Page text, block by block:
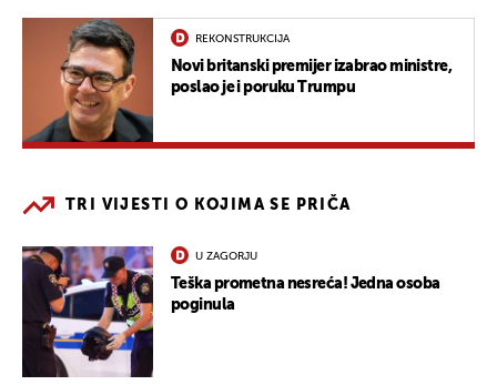
REKONSTRUKCIJA
Novi britanski premijer izabrao ministre,
poslao je i poruku Trumpu
TRI VIJESTI O KOJIMA SE PRIČA
U ZAGORJU
Teška prometna nesreća! Jedna osoba
poginula